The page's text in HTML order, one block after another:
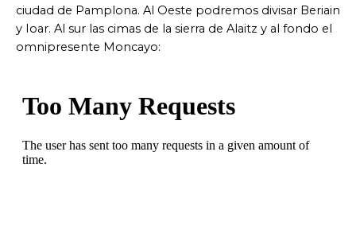
ciudad de Pamplona. Al Oeste podremos divisar Beriain
y Ioar. Al sur las cimas de la sierra de Alaitz y al fondo el
omnipresente Moncayo: